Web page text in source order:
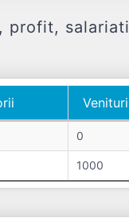
profit, salariati
Venituri
0
1000